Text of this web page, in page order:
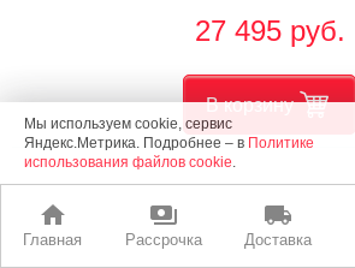
home
Главная
payments
Рассрочка
local_shipping
Доставка
27 495 руб.
В корзину
Мы используем cookie, сервис
Яндекс.Метрика. Подробнее – в Политике
использования файлов cookie.